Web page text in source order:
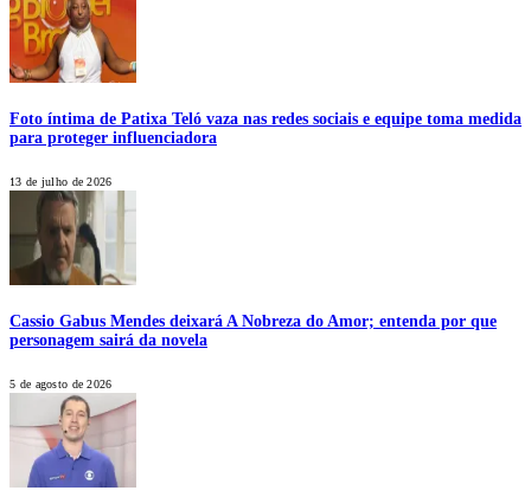
Foto íntima de Patixa Teló vaza nas redes sociais e equipe toma medida
para proteger influenciadora
13 de julho de 2026
Cassio Gabus Mendes deixará A Nobreza do Amor; entenda por que
personagem sairá da novela
5 de agosto de 2026